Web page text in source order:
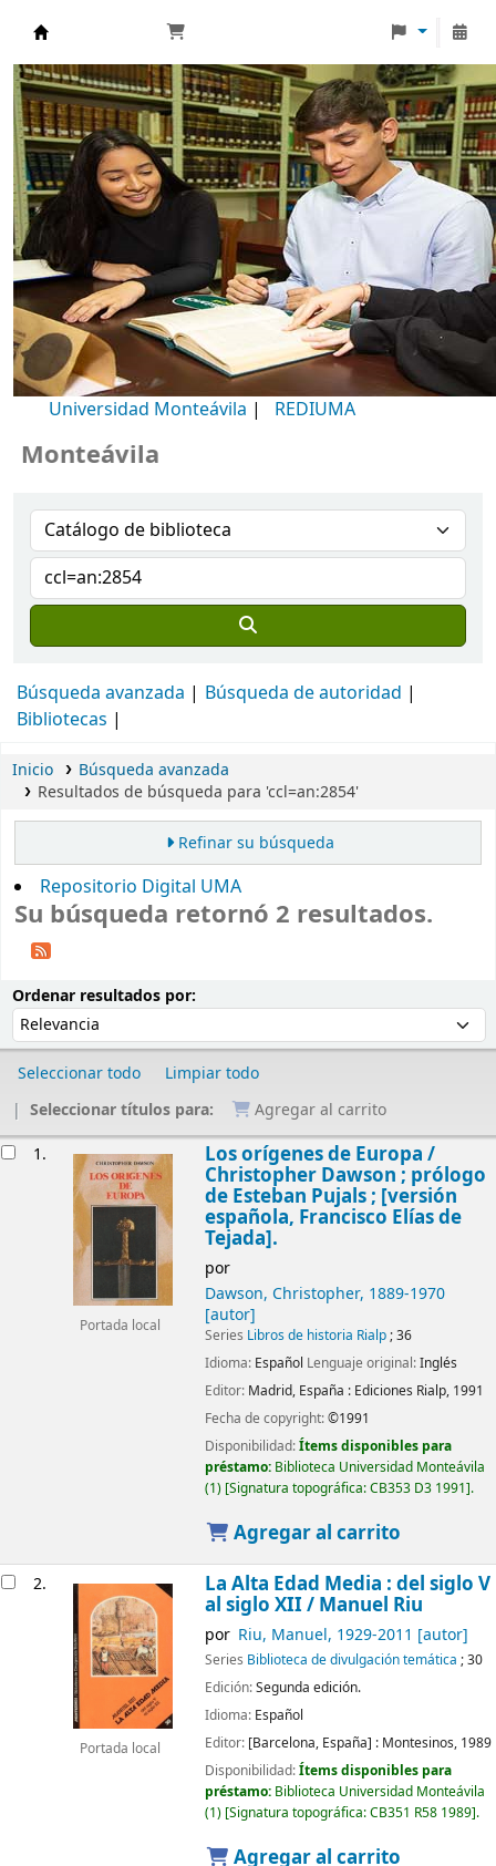
Biblioteca Universidad Monteávila
Universidad Monteávila | REDIUMA
Búsqueda avanzada
Búsqueda de autoridad
Bibliotecas
Inicio
Búsqueda avanzada
Resultados de búsqueda para 'ccl=an:2854'
Refinar su búsqueda
Repositorio Digital UMA
Su búsqueda retornó 2 resultados.
Ordenar resultados por:
Seleccionar todo
Limpiar todo
Seleccionar títulos para:
Agregar al carrito
1.
Portada local
Los orígenes de Europa /
Christopher Dawson ; prólogo
de Esteban Pujals ; [versión
española, Francisco Elías de
Tejada].
por
Dawson, Christopher, 1889-1970
[autor]
Series Libros de historia Rialp; 36
Idioma: Español Lenguaje original:Inglés
Editor: Madrid, España : Ediciones Rialp, 1991
Fecha de copyright:©1991
Disponibilidad:Ítems disponibles para
préstamo: Biblioteca Universidad Monteávila
(1) Signatura topográfica:CB353 D3 1991 .
Agregar al carrito
2.
Portada local
La Alta Edad Media : del siglo V
al siglo XII / Manuel Riu
por Riu, Manuel, 1929-2011 [autor]
Series Biblioteca de divulgación temática ; 30
Edición:Segunda edición.
Idioma: Español
Editor: [Barcelona, España] : Montesinos, 1989
Disponibilidad:Ítems disponibles para
préstamo: Biblioteca Universidad Monteávila
(1) Signatura topográfica:CB351 R58 1989 .
Agregar al carrito